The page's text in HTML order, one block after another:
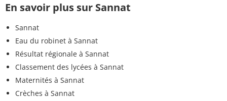
En savoir plus sur Sannat
Sannat
Eau du robinet à Sannat
Résultat régionale à Sannat
Classement des lycées à Sannat
Maternités à Sannat
Crèches à Sannat